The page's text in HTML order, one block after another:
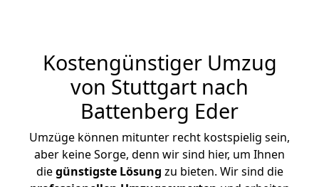
Kostengünstiger Umzug
von Stuttgart nach
Battenberg Eder
Umzüge können mitunter recht kostspielig sein,
aber keine Sorge, denn wir sind hier, um Ihnen
diegünstigste Lösung zu bieten. Wir sind die